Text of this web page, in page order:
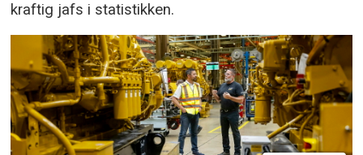
kraftig jafs i statistikken.